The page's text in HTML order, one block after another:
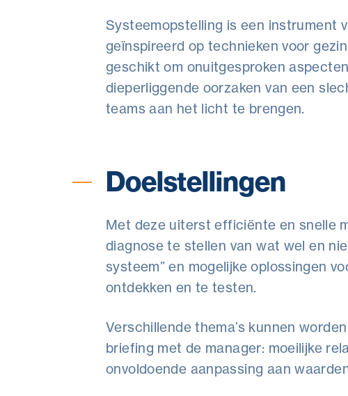
Systeemopstelling is een instrument
geïnspireerd op technieken voor
geschikt om onuitgesproken
dieperliggende oorzaken van een
teams aan het licht te brengen.
Doelstellingen
Met deze uiterst efficiënte en snelle
diagnose te stellen van wat wel en
systeem” en mogelijke oplossingen
ontdekken en te testen.
Verschillende thema’s kunnen
briefing met de manager: moeilijke
onvoldoende aanpassing aan